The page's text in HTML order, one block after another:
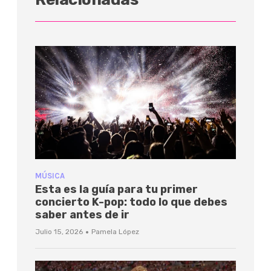
MÚSICA
Esta es la guía para tu primer
concierto K-pop: todo lo que debes
saber antes de ir
Julio 15, 2026 · Pamela López